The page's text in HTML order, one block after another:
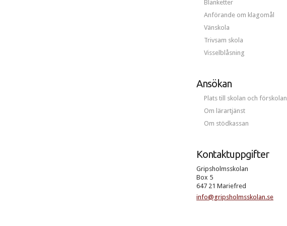
Blanketter
Anförande om klagomål
Vänskola
Trivsam skola
Visselblåsning
Ansökan
Plats till skolan och förskolan
Om lärartjänst
Om stödkassan
Kontaktuppgifter
Gripsholmsskolan
Box 5
647 21 Mariefred
info@gripsholmsskolan.se